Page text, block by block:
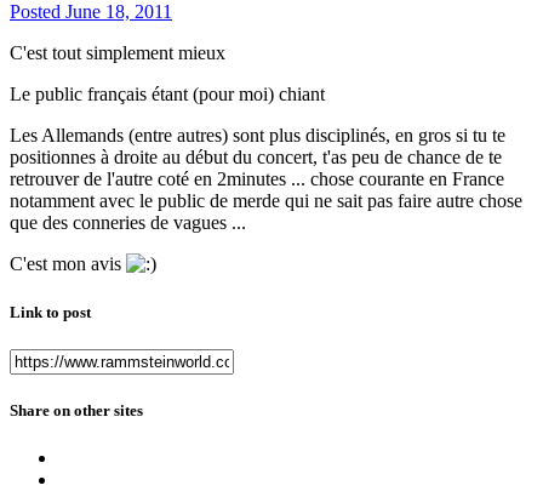
Posted June 18, 2011
C'est tout simplement mieux
Le public français étant (pour moi) chiant
Les Allemands (entre autres) sont plus disciplinés, en gros si tu te
positionnes à droite au début du concert, t'as peu de chance de te
retrouver de l'autre coté en 2minutes ... chose courante en France
notamment avec le public de merde qui ne sait pas faire autre chose
que des conneries de vagues ...
C'est mon avis
Link to post
Share on other sites